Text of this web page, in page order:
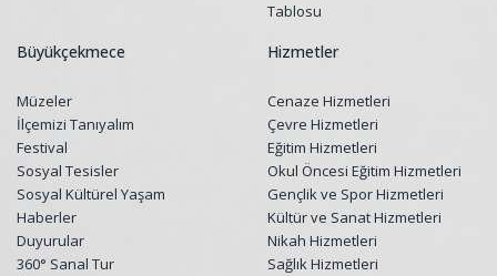
Tablosu
Büyükçekmece
Müzeler
İlçemizi Tanıyalım
Festival
Sosyal Tesisler
Sosyal Kültürel Yaşam
Haberler
Duyurular
360° Sanal Tur
Hizmetler
Cenaze Hizmetleri
Çevre Hizmetleri
Eğitim Hizmetleri
Okul Öncesi Eğitim Hizmetleri
Gençlik ve Spor Hizmetleri
Kültür ve Sanat Hizmetleri
Nikah Hizmetleri
Sağlık Hizmetleri